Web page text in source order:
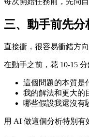
三、動手前先分
直接衝，很容易衝錯方向
在動手之前，花 10-15
這個問題的本質是
我的解法和更大的
哪些假設我還沒有
用 AI 做這個分析特別有